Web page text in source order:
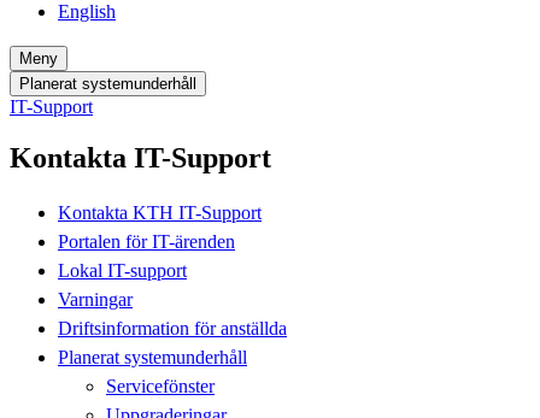
English
Meny
Planerat systemunderhåll
IT-Support
Kontakta IT-Support
Kontakta KTH IT-Support
Portalen för IT-ärenden
Lokal IT-support
Varningar
Driftsinformation för anställda
Planerat systemunderhåll
Servicefönster